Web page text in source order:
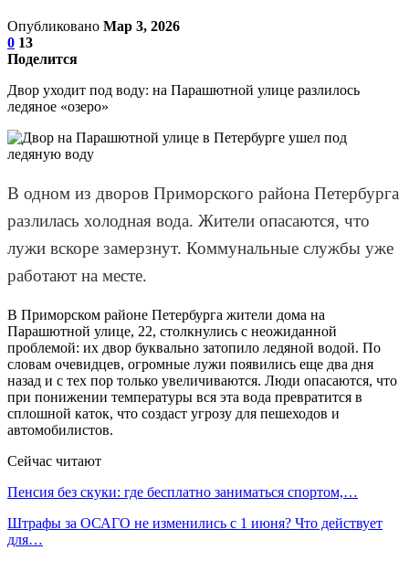
Опубликовано Мар 3, 2026
0 13
Поделится
Двор уходит под воду: на Парашютной улице разлилось
ледяное «озеро»
В одном из дворов Приморского района Петербурга
разлилась холодная вода. Жители опасаются, что
лужи вскоре замерзнут. Коммунальные службы уже
работают на месте.
В Приморском районе Петербурга жители дома на
Парашютной улице, 22, столкнулись с неожиданной
проблемой: их двор буквально затопило ледяной водой. По
словам очевидцев, огромные лужи появились еще два дня
назад и с тех пор только увеличиваются. Люди опасаются, что
при понижении температуры вся эта вода превратится в
сплошной каток, что создаст угрозу для пешеходов и
автомобилистов.
Сейчас читают
Пенсия без скуки: где бесплатно заниматься спортом,…
Штрафы за ОСАГО не изменились с 1 июня? Что действует
для…